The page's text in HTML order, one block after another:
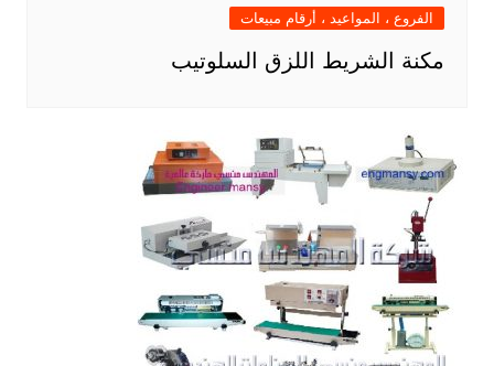
الفروع ، المواعيد ، أرقام مبيعات
مكنة الشريط اللزق السلوتيب